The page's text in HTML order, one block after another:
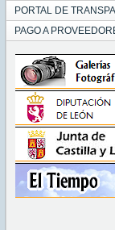
PORTAL DE
PAGO A